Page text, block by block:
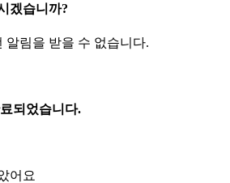
겠습니까?
알림을 받을 수 없습니다.
되었습니다.
어요